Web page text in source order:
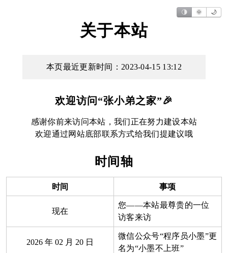
关于本站
本页最近更新时间：2023-04-15 13:12
欢迎访问“张小弟之家”🎉
感谢你前来访问本站，我们正在努力建设本站
欢迎通过网站底部联系方式给我们提建议哦
时间轴
时间 事项
现在
您——本站最尊贵的一位
访客来访
2026 年 02 月 20 日
微信公众号“程序员小墨”更
名为“小墨不上班”
🌗 🌞 🌙